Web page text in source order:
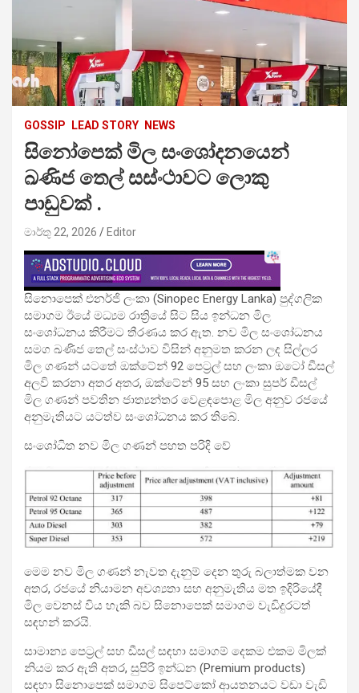
GOSSIP LEAD STORY NEWS
සිනෝපෙක් මිල සංශෝදනයෙන්
ඛණිජ තෙල් සස්ංථාවට ලොකු
පාඩුවක් .
මාර්තු 22, 2026 Editor
සිනොපෙක් එනර්ජි ලංකා (Sinopec Energy Lanka) පුද්ගලික
සමාගම ඊයේ මධ්‍යම රාත්‍රියේ සිට සිය ඉන්ධන මිල
සංශෝධනය කිරීමට තීරණය කර ඇත. නව මිල සංශෝධනය
සමග ඛණිජ තෙල් සංස්ථාව විසින් අනුමත කරන ලද සිල්ලර
මිල ගණන් යටතේ ඔක්ටේන් 92 පෙට්‍රල් සහ ලංකා ඔටෝ ඩීසල්
අලවි කරනා අතර අතර, ඔක්ටේන් 95 සහ ලංකා සුපර් ඩීසල්
මිල ගණන් පවතින ජාත්‍යන්තර වෙළඳපොළ මිල අනුව රජයේ
අනුමැතියට යටත්ව සංශෝධනය කර තිබේ.
සංශෝධිත නව මිල ගණන් පහත පරිදි වේ
මෙම නව මිල ගණන් නැවත දැනුම් දෙන තුරු බලාත්මක වන
අතර, රජයේ නියාමන අවශ්‍යතා සහ අනුමැතිය මත ඉදිරියේදී
මිල වෙනස් විය හැකි බව සිනොපෙක් සමාගම වැඩිදුරටත්
සඳහන් කරයි.
සාමාන්‍ය පෙට්‍රල් සහ ඩීසල් සඳහා සමාගම් දෙකම එකම මිලක්
නියම කර ඇති අතර, සුපිරි ඉන්ධන (Premium products)
සඳහා සිනොපෙක් සමාගම සිපෙට්කෝ ආයතනයට වඩා වැඩි